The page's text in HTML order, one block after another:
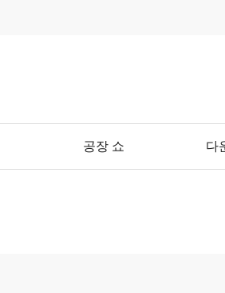
공장 쇼 다